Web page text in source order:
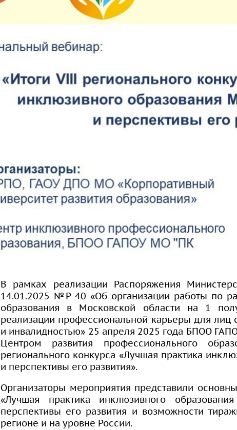
В рамках реализации Распоряжения
14.01.2025 №Р-40 «Об организации работы по
образования в Московской области на 1
реализации профессиональной карьеры для
и инвалидностью» 25 апреля 2025 года БПОО
Центром развития профессионального
регионального конкурса «Лучшая практика
и перспективы его развития».
Организаторы мероприятия представили
«Лучшая практика инклюзивного
перспективы его развития и возможности
регионе и на уровне России.